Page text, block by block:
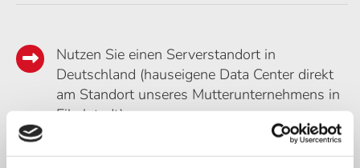
Nutzen Sie einen Serverstandort in
Deutschland (hauseigene Data Center direkt
am Standort unseres Mutterunternehmens in
Eibelstadt)